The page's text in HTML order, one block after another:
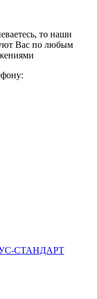
то наши
Вас по любым
СТАНДАРТ